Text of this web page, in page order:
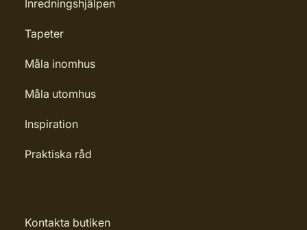
Inredningshjälpen
Tapeter
Måla inomhus
Måla utomhus
Inspiration
Praktiska råd
Kontakta butiken